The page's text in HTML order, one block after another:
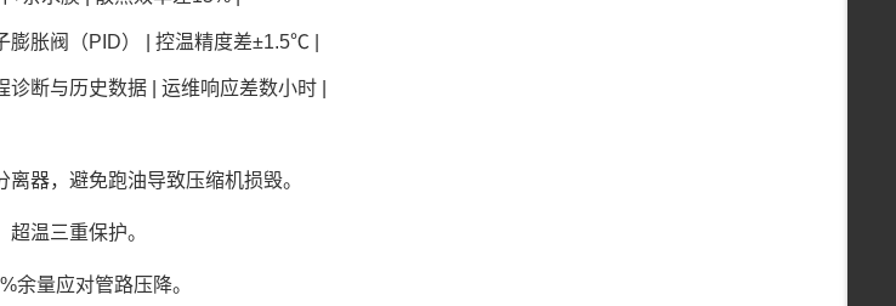
膨胀阀（PID） | 控温精度差±1.5℃ |
诊断与历史数据 | 运维响应差数小时 |
器，避免跑油导致压缩机损毁。
温三重保护。
余量应对管路压降。